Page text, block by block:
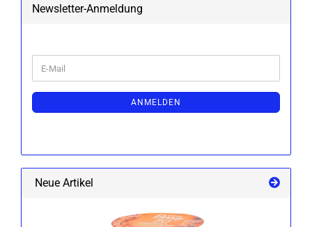
Newsletter-Anmeldung
ZUR
ANMELDUNG
E-
Mail
ANMELDEN
Neue Artikel